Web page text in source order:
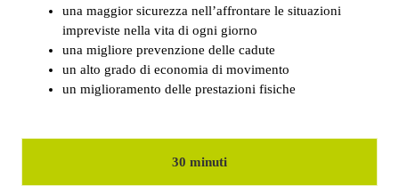
una maggior sicurezza nell’affrontare le situazioni
impreviste nella vita di ogni giorno
una migliore prevenzione delle cadute
un alto grado di economia di movimento
un miglioramento delle prestazioni fisiche
30 minuti